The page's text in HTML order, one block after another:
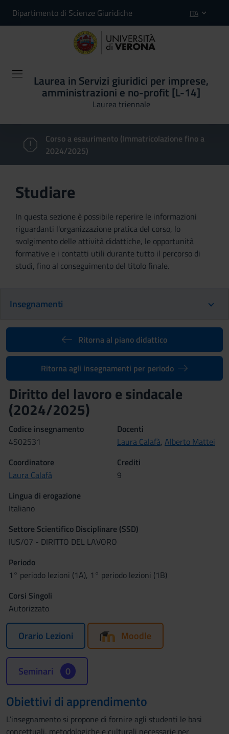
Dipartimento di Scienze Giuridiche ITA
Laurea in Servizi giuridici per imprese,
amministrazioni e no-profit [L-14]
Laurea triennale
Corso a esaurimento (Immatricolazione fino a
2024/2025)
Studiare
In questa sezione è possibile reperire le informazioni
riguardanti l'organizzazione pratica del corso, lo
svolgimento delle attività didattiche, le opportunità
formative e i contatti utili durante tutto il percorso di
studi, fino al conseguimento del titolo finale.
Insegnamenti
Ritorna al piano didattico
Ritorna agli insegnamenti per periodo
Diritto del lavoro e sindacale
(2024/2025)
Codice insegnamento
4S02531
Docenti
Laura Calafà, Alberto Mattei
Coordinatore
Laura Calafà
Crediti
9
Lingua di erogazione
Italiano
Settore Scientifico Disciplinare (SSD)
IUS/07 - DIRITTO DEL LAVORO
Periodo
1° periodo lezioni (1A), 1° periodo lezioni (1B)
Corsi Singoli
Autorizzato
Orario Lezioni Moodle
Seminari 0
Obiettivi di apprendimento
L’insegnamento si propone di fornire agli studenti le basi
concettuali, metodologiche e culturali necessarie per